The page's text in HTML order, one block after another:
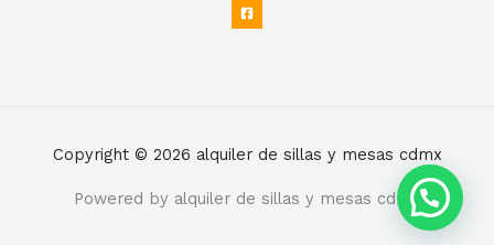
Copyright © 2026 alquiler de sillas y mesas cdmx
Powered by alquiler de sillas y mesas cdmx